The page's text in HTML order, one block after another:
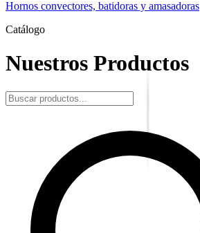
Hornos convectores, batidoras y amasadoras
Catálogo
Nuestros Productos